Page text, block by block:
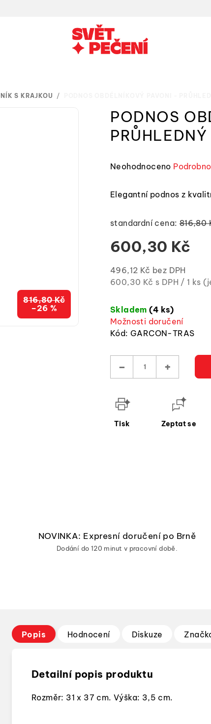
S KRAJKOU /
PODNOS
PRŮHLEDNÝ
Průměrné
produktu
z
hvězdiček.
Neohodnoceno
Elegantní podnos z
standardní cena: 816,80
600,30 Kč
496,12 Kč bez DPH
Měrná
(jednotková
cena)
600,30 Kč s DPH / 1 ks
Skladem(4 ks)
Možnosti doručení
Kód: GARCON-TRAS
+
−
Tisk Zeptat se
816,80 Kč
–26 %
NOVINKA: Expresní doručení po Brně
Dodání do 120 minut v pracovní době.
Popis Hodnocení Diskuze
Detailní popis produktu
Rozměr: 31 x 37 cm. Výška: 3,5 cm.